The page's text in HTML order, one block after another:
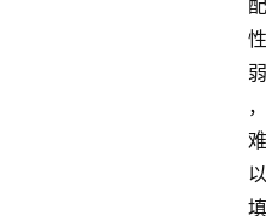
配
性
弱
，
难
以
填